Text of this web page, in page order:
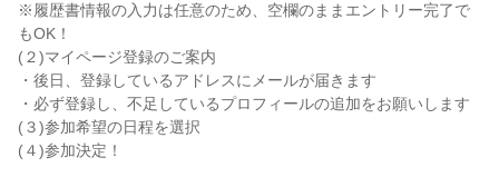
※履歴書情報の入力は任意のため、空欄のままエントリー完了で
もOK！
(２)マイページ登録のご案内
・後日、登録しているアドレスにメールが届きます
・必ず登録し、不足しているプロフィールの追加をお願いします
(３)参加希望の日程を選択
(４)参加決定！